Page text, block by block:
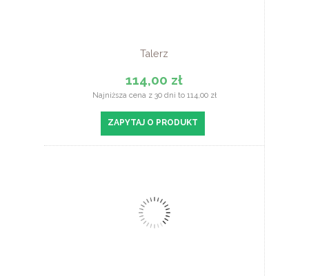
Talerz
114,00 zł
Najniższa cena z 30 dni to 114,00 zł
ZAPYTAJ O PRODUKT